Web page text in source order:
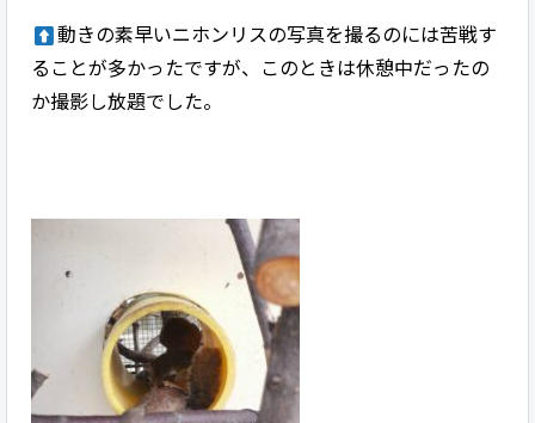
動きの素早いニホンリスの写真を撮るのには苦戦す
ることが多かったですが、このときは休憩中だったの
か撮影し放題でした。